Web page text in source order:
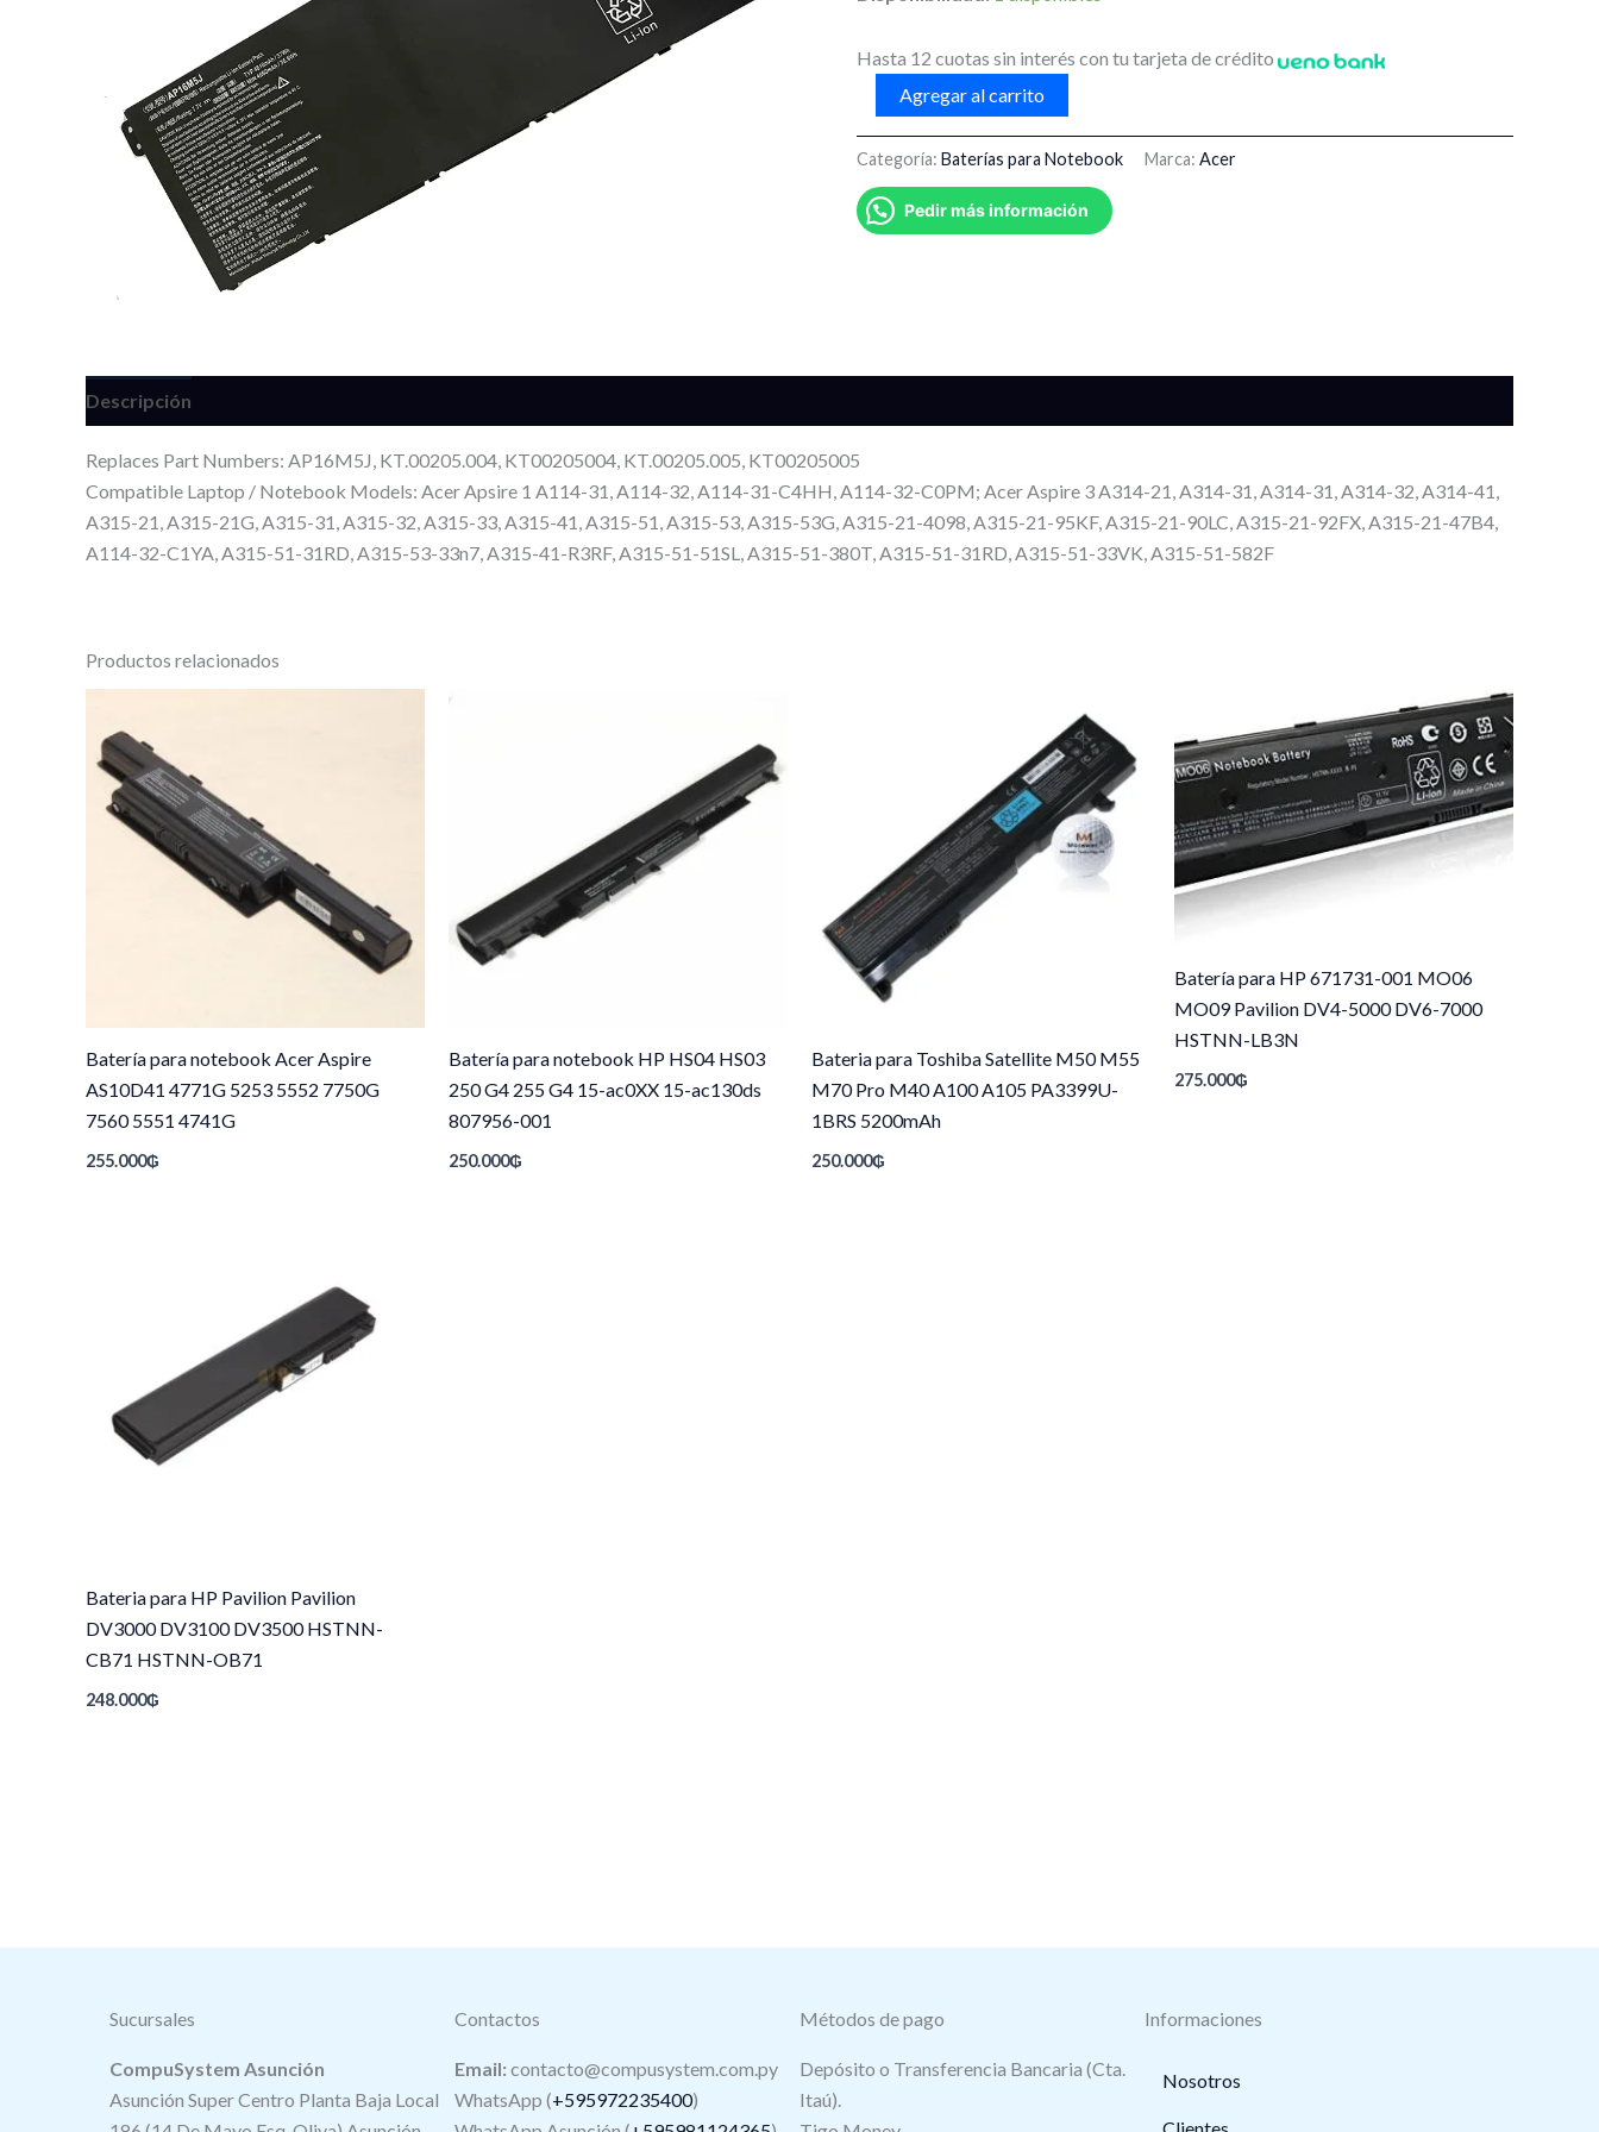
Hasta 12 cuotas sin interés con tu tarjeta de crédito
Agregar al carrito
Categoría: Baterí­as para Notebook Marca: Acer
Pedir más información
Descripción
Replaces Part Numbers: AP16M5J, KT.00205.004, KT00205004, KT.00205.005, KT00205005
Compatible Laptop / Notebook Models: Acer Apsire 1 A114-31, A114-32, A114-31-C4HH, A114-32-C0PM; Acer Aspire 3 A314-21, A314-31, A314-31, A314-32, A314-41,
A315-21, A315-21G, A315-31, A315-32, A315-33, A315-41, A315-51, A315-53, A315-53G, A315-21-4098, A315-21-95KF, A315-21-90LC, A315-21-92FX, A315-21-47B4,
A114-32-C1YA, A315-51-31RD, A315-53-33n7, A315-41-R3RF, A315-51-51SL, A315-51-380T, A315-51-31RD, A315-51-33VK, A315-51-582F
Productos relacionados
Batería para notebook Acer Aspire
AS10D41 4771G 5253 5552 7750G
7560 5551 4741G
255.000₲
Batería para notebook HP HS04 HS03
250 G4 255 G4 15-ac0XX 15-ac130ds
807956-001
250.000₲
Bateria para Toshiba Satellite M50 M55
M70 Pro M40 A100 A105 PA3399U-
1BRS 5200mAh
250.000₲
Batería para HP 671731-001 MO06
MO09 Pavilion DV4-5000 DV6-7000
HSTNN-LB3N
275.000₲
Bateria para HP Pavilion Pavilion
DV3000 DV3100 DV3500 HSTNN-
CB71 HSTNN-OB71
248.000₲
Sucursales Contactos Métodos de pago Informaciones
CompuSystem Asunción
Asunción Super Centro Planta Baja Local
Email: contacto@compusystem.com.py
WhatsApp (+595972235400)
Depósito o Transferencia Bancaria (Cta.
Itaú).
Nosotros